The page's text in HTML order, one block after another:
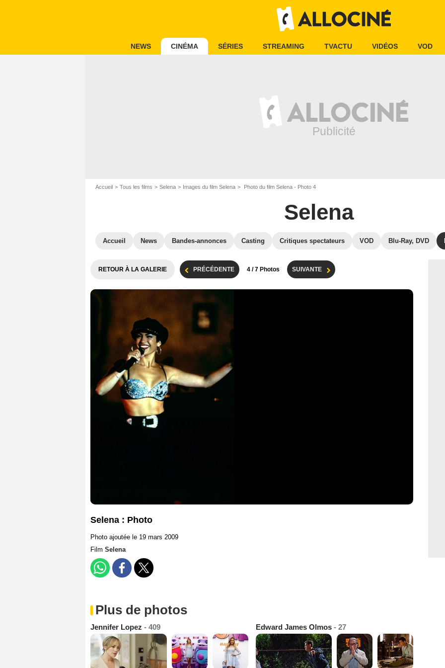
NEWS CINÉMA SÉRIES STREAMING TVACTU VIDÉOS VOD
Accueil Tous les films Selena Images du film Selena Photo du film Selena - Photo 4
Selena
Accueil News Bandes-annonces Casting Critiques spectateurs VOD Blu-Ray, DVD
RETOUR À LA GALERIE PRÉCÉDENTE 4 / 7 Photos SUIVANTE
Selena : Photo
Photo ajoutée le 19 mars 2009
Film Selena
Plus de photos
Jennifer Lopez - 409 Edward James Olmos - 27